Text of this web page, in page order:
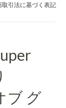
取引法に基づく表記
ブ グ